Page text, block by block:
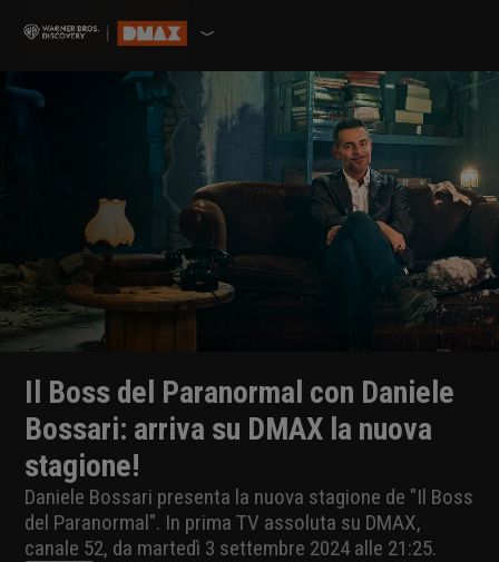
Il Boss del Paranormal con Daniele
Bossari: arriva su DMAX la nuova
stagione!
Daniele Bossari presenta la nuova stagione de "Il Boss
del Paranormal". In prima TV assoluta su DMAX,
canale 52, da martedì 3 settembre 2024 alle 21:25.